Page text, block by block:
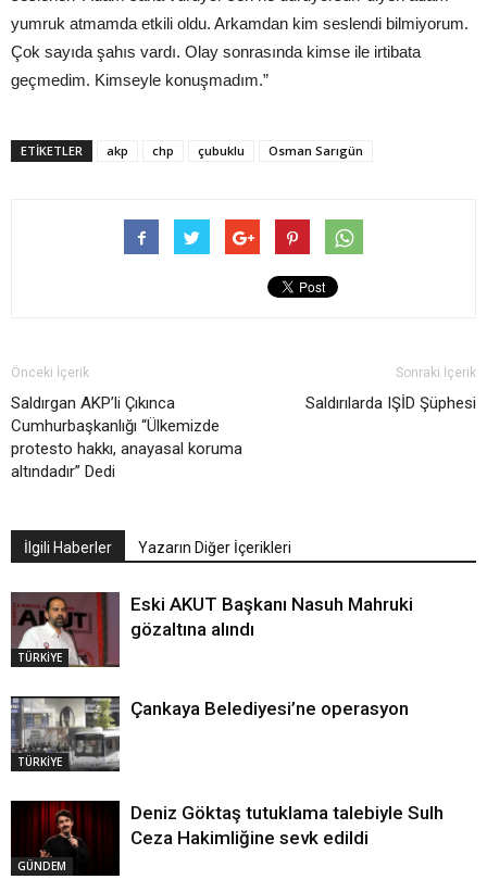
yumruk atmamda etkili oldu. Arkamdan kim seslendi bilmiyorum.
Çok sayıda şahıs vardı. Olay sonrasında kimse ile irtibata
geçmedim. Kimseyle konuşmadım.”
ETIKETLER akp chp çubuklu Osman Sarıgün
Önceki İçerik
Saldırgan AKP’li Çıkınca
Cumhurbaşkanlığı “Ülkemizde
protesto hakkı, anayasal koruma
altındadır” Dedi
Sonraki İçerik
Saldırılarda IŞİD Şüphesi
İlgili Haberler Yazarın Diğer İçerikleri
TÜRKİYE
Eski AKUT Başkanı Nasuh Mahruki
gözaltına alındı
TÜRKİYE
Çankaya Belediyesi’ne operasyon
GÜNDEM
Deniz Göktaş tutuklama talebiyle Sulh
Ceza Hakimliğine sevk edildi